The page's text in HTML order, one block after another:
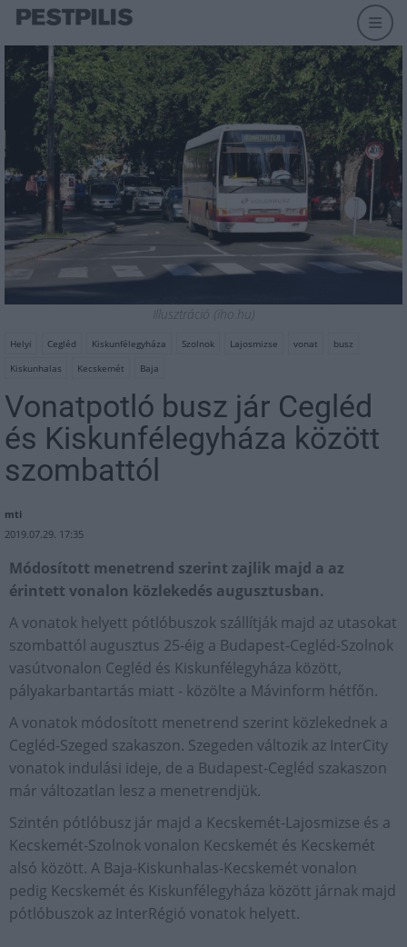
Illusztráció (iho.hu)
Helyi Cegléd Kiskunfélegyháza Szolnok Lajosmizse vonat
busz
Kiskunhalas
Kecskemét Baja
Vonatpotló busz jár Cegléd
és Kiskunfélegyháza között
szombattól
mti
2019.07.29. 17:35
Módosított menetrend szerint zajlik majd a az
érintett vonalon közlekedés augusztusban.
A vonatok helyett pótlóbuszok szállítják majd az utasokat
szombattól augusztus 25-éig a Budapest-Cegléd-Szolnok
vasútvonalon Cegléd és Kiskunfélegyháza között,
pályakarbantartás miatt - közölte a Mávinform hétfőn.
A vonatok módosított menetrend szerint közlekednek a
Cegléd-Szeged szakaszon. Szegeden változik az InterCity
vonatok indulási ideje, de a Budapest-Cegléd szakaszon
már változatlan lesz a menetrendjük.
Szintén pótlóbusz jár majd a Kecskemét-Lajosmizse és a
Kecskemét-Szolnok vonalon Kecskemét és Kecskemét
alsó között. A Baja-Kiskunhalas-Kecskemét vonalon
pedig Kecskemét és Kiskunfélegyháza között járnak majd
pótlóbuszok az InterRégió vonatok helyett.